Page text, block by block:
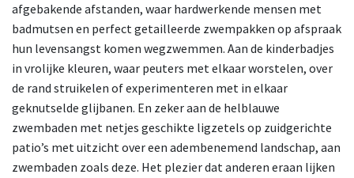
afgebakende afstanden, waar hardwerkende mensen met
badmutsen en perfect getailleerde zwempakken op afspraak
hun levensangst komen wegzwemmen. Aan de kinderbadjes
in vrolijke kleuren, waar peuters met elkaar worstelen, over
de rand struikelen of experimenteren met in elkaar
geknutselde glijbanen. En zeker aan de helblauwe
zwembaden met netjes geschikte ligzetels op zuidgerichte
patio’s met uitzicht over een adembenemend landschap, aan
zwembaden zoals deze. Het plezier dat anderen eraan lijken